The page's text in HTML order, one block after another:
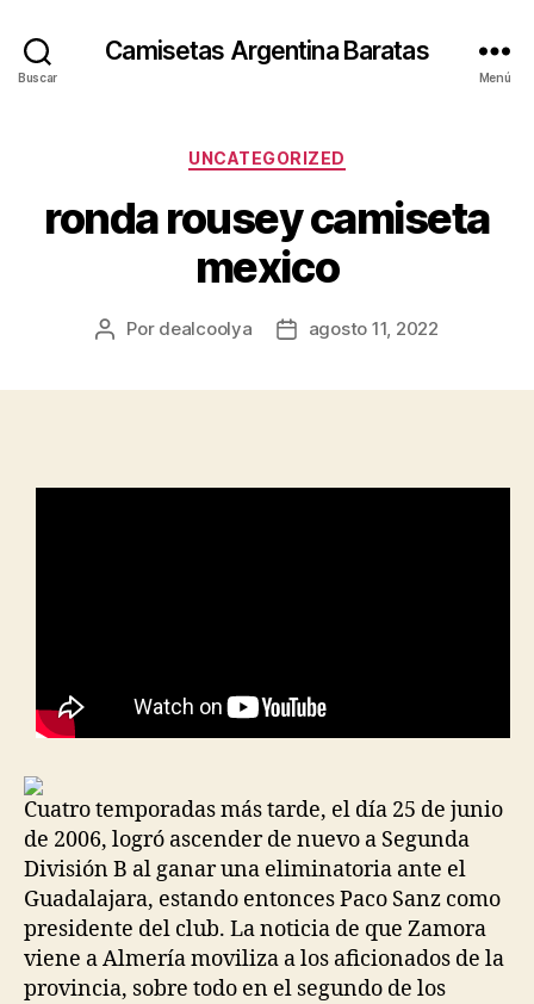
Buscar
Camisetas Argentina Baratas
Menú
Categorías
UNCATEGORIZED
ronda rousey camiseta
mexico
Autor
Por dealcoolya
Fechaagosto 11, 2022
Cuatro temporadas más tarde, el día 25 de junio
de 2006, logró ascender de nuevo a Segunda
División B al ganar una eliminatoria ante el
Guadalajara, estando entonces Paco Sanz como
presidente del club. La noticia de que Zamora
viene a Almería moviliza a los aficionados de la
provincia, sobre todo en el segundo de los